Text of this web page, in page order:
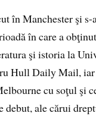
în Manchester şi
în care a
şi istoria la
Hull Daily Mail,
cu soţul şi
debut, ale cărui